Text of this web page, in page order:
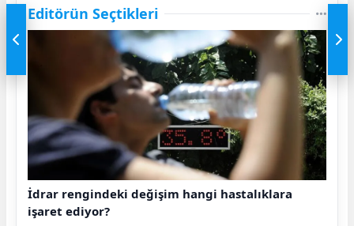
Editörün Seçtikleri
İdrar rengindeki değişim hangi hastalıklara
işaret ediyor?